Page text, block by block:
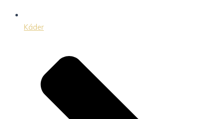
Káder